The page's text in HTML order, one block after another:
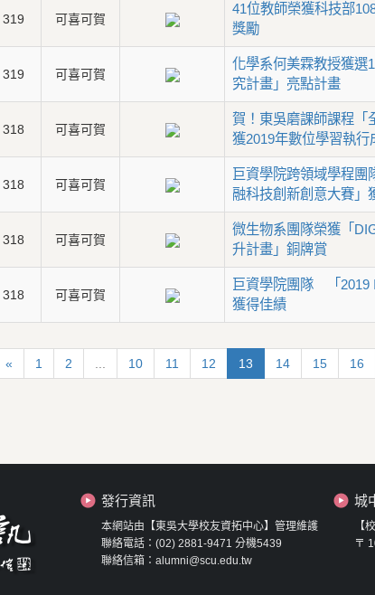
319 可喜可賀
41位教師榮獲科技部
獎勵
319 可喜可賀
化學系何美霖教授獲選
究計畫」亮點計畫
318 可喜可賀
賀！東吳磨課師課程
獲2019年數位學習執行
318 可喜可賀
巨資學院跨領域學程
融科技創新創意大賽」
318 可喜可賀
微生物系團隊榮獲「
升計畫」銅牌賞
318 可喜可賀
巨資學院團隊 「2019
獲得佳績
« 1 2 10 11 12 13 14 15 16
發行資訊
本網站由【東吳大學校友資拓中心】管理維護
聯絡電話：(02) 2881-9471 分機5439
聯絡信箱：alumni@scu.edu.tw
城
【
〒